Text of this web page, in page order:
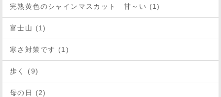
完熟黄色のシャインマスカット 甘～い (1)
富士山 (1)
寒さ対策です (1)
歩く (9)
母の日 (2)